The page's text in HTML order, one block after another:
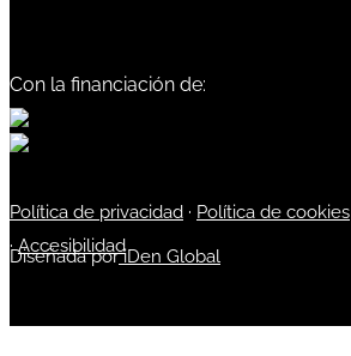
Con la financiación de:
Política de privacidad · Política de cookies
·Accesibilidad
Diseñada poriDen Global